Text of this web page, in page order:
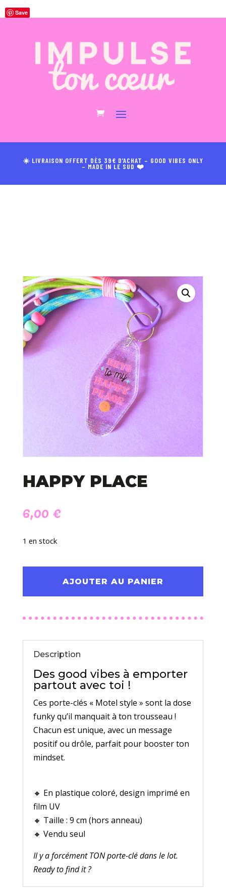
☀️ LIVRAISON OFFERT DÈS 39€ D’ACHAT – GOOD VIBES ONLY
– MADE IN LE SUD ❤️
Save
HAPPY PLACE
6,00€
1 en stock
AJOUTER AU PANIER
Description
Des good vibes à emporter
partout avec toi !
Ces porte-clés « Motel style » sont la dose
funky qu’il manquait à ton trousseau !
Chacun est unique, avec un message
positif ou drôle, parfait pour booster ton
mindset.
🔸 En plastique coloré, design imprimé en
film UV
🔸 Taille : 9 cm (hors anneau)
🔸 Vendu seul
Il y a forcément TON porte-clé dans le lot.
Ready to find it ?